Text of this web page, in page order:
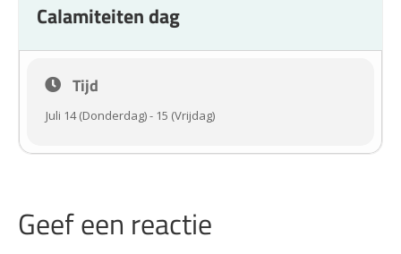
Calamiteiten dag
Tijd
Juli 14 (Donderdag) - 15 (Vrijdag)
Geef een reactie